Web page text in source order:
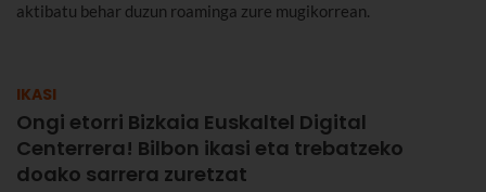
aktibatu behar duzun roaminga zure mugikorrean.
IKASI
Ongi etorri Bizkaia Euskaltel Digital
Centerrera! Bilbon ikasi eta trebatzeko
doako sarrera zuretzat